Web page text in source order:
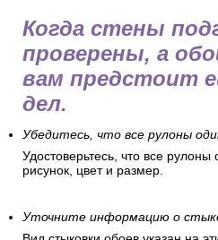
полосы и подготовиться к
Перед поклейкой
Когда стены
проверены, а
вам предстоит
Убедитесь, что все рулоны